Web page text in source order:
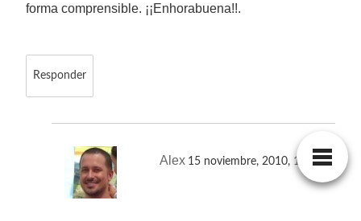
forma comprensible. ¡¡Enhorabuena!!.
Responder
Alex 15 noviembre, 2010, 10:16